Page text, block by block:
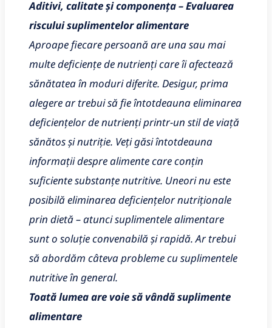
Aditivi, calitate și componența– Evaluarea
riscului suplimentelor alimentare
Aproape fiecare persoană are una sau mai
multe deficiențe de nutrienți care îi afectează
sănătatea în moduri diferite. Desigur, prima
alegere ar trebui să fie întotdeauna eliminarea
deficiențelor de nutrienți printr-un stil de viață
sănătos și nutriție. Veți găsi întotdeauna
informații despre alimente care conțin
suficiente substanțe nutritive. Uneori nu este
posibilă eliminarea deficiențelor nutriționale
prin dietă – atunci suplimentele alimentare
sunt o soluție convenabilă și rapidă. Ar trebui
să abordăm câteva probleme cu suplimentele
nutritive în general.
Toată lumea are voie să vândă suplimente
alimentare